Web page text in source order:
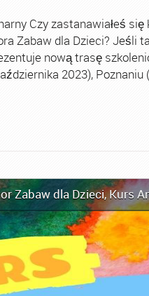
Czy zastanawiałeś
Zabaw dla Dzieci? Jeśli
nową trasę
2023), Poznaniu
Zabaw dla Dzieci,Kurs